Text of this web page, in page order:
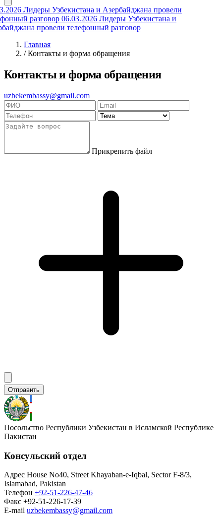
Лидеры Узбекистана и Азербайджана провели
разговор 06.03.2026 Лидеры Узбекистана и
провели телефонный разговор
Главная
/ Контакты и форма обращения
Контакты и форма обращения
uzbekembassy@gmail.com
Прикрепить файл
Отправить
Посольство Республики Узбекистан в Исламской Республике
Пакистан
Консульский отдел
Адрес House No40, Street Khayaban-e-Iqbal, Sector F-8/3,
Islamabad, Pakistan
Телефон +92-51-226-47-46
Факс +92-51-226-17-39
E-mail uzbekembassy@gmail.com